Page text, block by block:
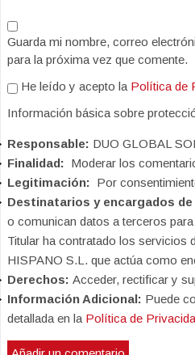
Guarda mi nombre, correo
para la próxima vez que comente.
He leído y acepto la Política de
Información básica sobre
Responsable: DUO GLOBAL
Finalidad: Moderar los
Legitimación: Por
Destinatarios y encargados
o comunican datos a terceros
Titular ha contratado los servicios
HISPANO S.L. que actúa como
Derechos: Acceder, rectificar y
Información Adicional: Puede
detallada en la Política de